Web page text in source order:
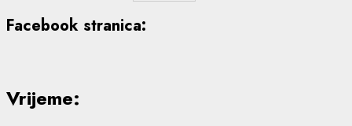
Facebook stranica:
Vrijeme: